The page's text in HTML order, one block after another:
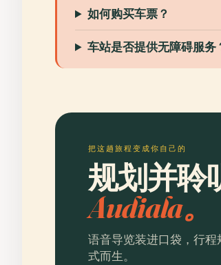
如何购买车票？
车站是否提供无障碍服务
把这趟旅程变成你自己的
规划并聆
Audiala。
语音导览装进口袋，行
式而生。